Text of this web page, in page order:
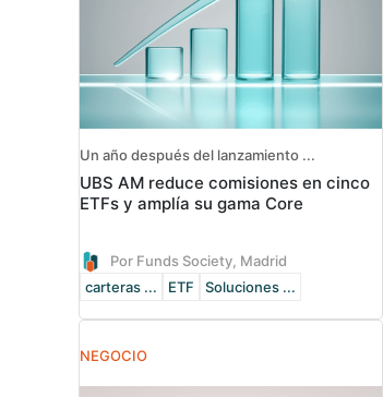
Un año después del lanzamiento ...
UBS AM reduce comisiones en cinco
ETFs y amplía su gama Core
Por Funds Society, Madrid
carteras ...
ETF Soluciones ...
NEGOCIO